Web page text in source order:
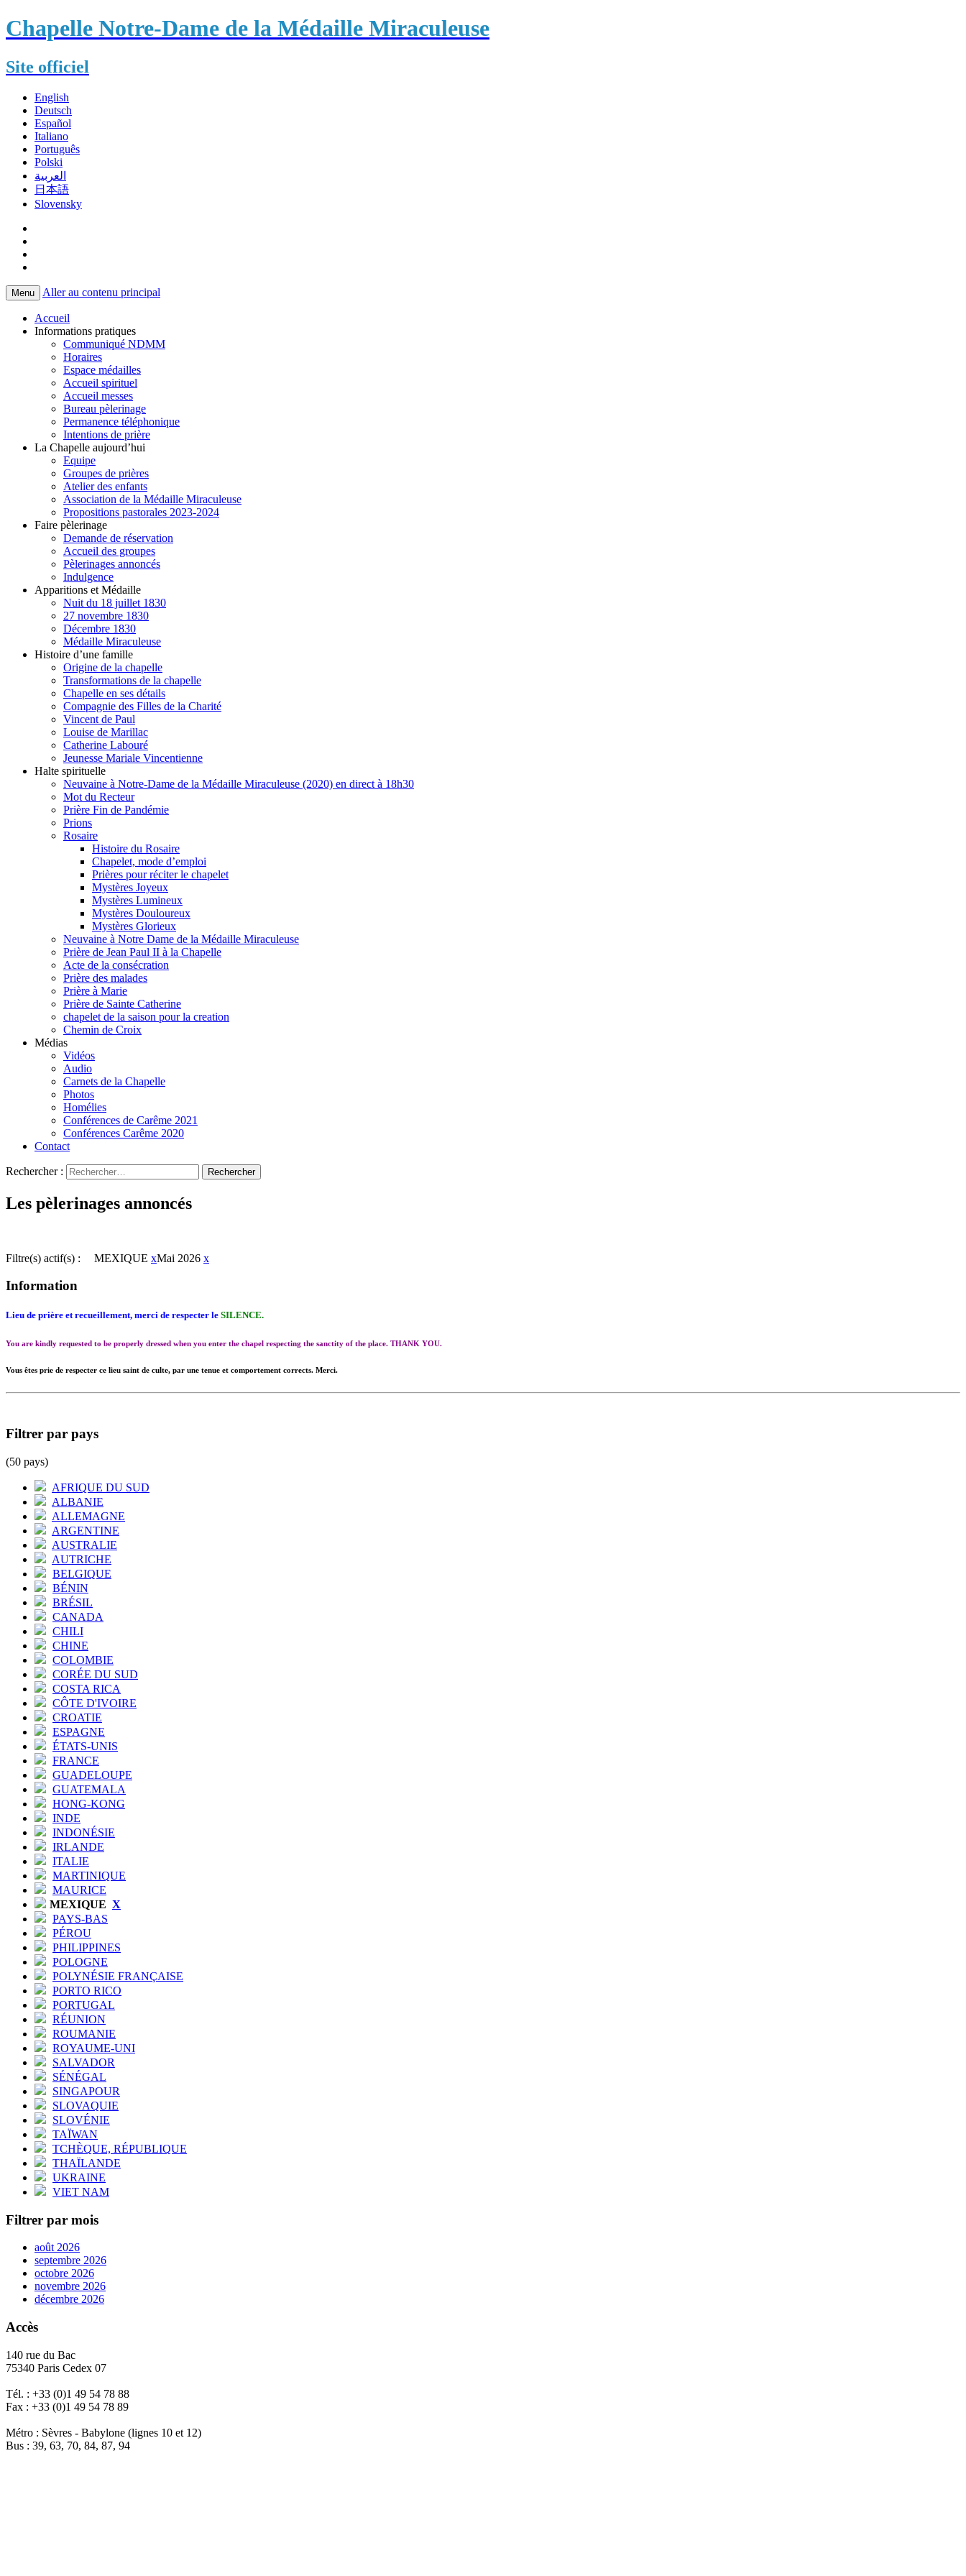
Chapelle Notre-Dame de la Médaille Miraculeuse
Site officiel
English
Deutsch
Español
Italiano
Português
Polski
العربية
日本語
Slovensky
Menu Aller au contenu principal
Accueil
Informations pratiques
Communiqué NDMM
Horaires
Espace médailles
Accueil spirituel
Accueil messes
Bureau pèlerinage
Permanence téléphonique
Intentions de prière
La Chapelle aujourd’hui
Equipe
Groupes de prières
Atelier des enfants
Association de la Médaille Miraculeuse
Propositions pastorales 2023-2024
Faire pèlerinage
Demande de réservation
Accueil des groupes
Pèlerinages annoncés
Indulgence
Apparitions et Médaille
Nuit du 18 juillet 1830
27 novembre 1830
Décembre 1830
Médaille Miraculeuse
Histoire d’une famille
Origine de la chapelle
Transformations de la chapelle
Chapelle en ses détails
Compagnie des Filles de la Charité
Vincent de Paul
Louise de Marillac
Catherine Labouré
Jeunesse Mariale Vincentienne
Halte spirituelle
Neuvaine à Notre-Dame de la Médaille Miraculeuse (2020) en direct à 18h30
Mot du Recteur
Prière Fin de Pandémie
Prions
Rosaire
Histoire du Rosaire
Chapelet, mode d’emploi
Prières pour réciter le chapelet
Mystères Joyeux
Mystères Lumineux
Mystères Douloureux
Mystères Glorieux
Neuvaine à Notre Dame de la Médaille Miraculeuse
Prière de Jean Paul II à la Chapelle
Acte de la consécration
Prière des malades
Prière à Marie
Prière de Sainte Catherine
chapelet de la saison pour la creation
Chemin de Croix
Médias
Vidéos
Audio
Carnets de la Chapelle
Photos
Homélies
Conférences de Carême 2021
Conférences Carême 2020
Contact
Rechercher :
Les pèlerinages annoncés
Filtre(s) actif(s) : MEXIQUE xMai 2026 x
Information
Lieu de prière et recueillement, merci de respecter le SILENCE.
You are kindly requested to be properly dressed when you enter the chapel respecting the sanctity of the place. THANK YOU.
Vous êtes prie de respecter ce lieu saint de culte, par une tenue et comportement corrects. Merci.
Filtrer par pays
(50 pays)
AFRIQUE DU SUD
ALBANIE
ALLEMAGNE
ARGENTINE
AUSTRALIE
AUTRICHE
BELGIQUE
BÉNIN
BRÉSIL
CANADA
CHILI
CHINE
COLOMBIE
CORÉE DU SUD
COSTA RICA
CÔTE D'IVOIRE
CROATIE
ESPAGNE
ÉTATS-UNIS
FRANCE
GUADELOUPE
GUATEMALA
HONG-KONG
INDE
INDONÉSIE
IRLANDE
ITALIE
MARTINIQUE
MAURICE
MEXIQUE X
PAYS-BAS
PÉROU
PHILIPPINES
POLOGNE
POLYNÉSIE FRANÇAISE
PORTO RICO
PORTUGAL
RÉUNION
ROUMANIE
ROYAUME-UNI
SALVADOR
SÉNÉGAL
SINGAPOUR
SLOVAQUIE
SLOVÉNIE
TAÏWAN
TCHÈQUE, RÉPUBLIQUE
THAÏLANDE
UKRAINE
VIET NAM
Filtrer par mois
août 2026
septembre 2026
octobre 2026
novembre 2026
décembre 2026
Accès
140 rue du Bac
75340 Paris Cedex 07
Tél. : +33 (0)1 49 54 78 88
Fax : +33 (0)1 49 54 78 89
Métro : Sèvres - Babylone (lignes 10 et 12)
Bus : 39, 63, 70, 84, 87, 94